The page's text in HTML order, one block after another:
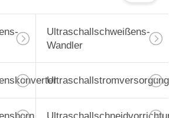
Ultraschallschweißens-
Wandler
Ultraschallstromversorgung